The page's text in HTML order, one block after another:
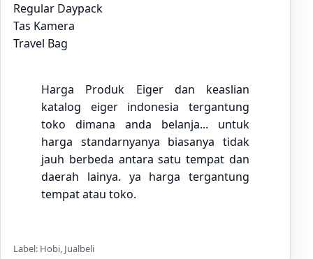
Regular Daypack
Tas Kamera
Travel Bag
Harga Produk Eiger dan keaslian
katalog eiger indonesia tergantung
toko dimana anda belanja... untuk
harga standarnyanya biasanya tidak
jauh berbeda antara satu tempat dan
daerah lainya. ya harga tergantung
tempat atau toko.
Label: Hobi, Jualbeli